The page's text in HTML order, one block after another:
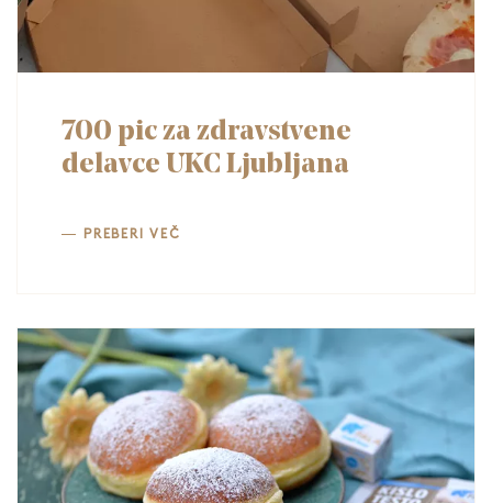
700 pic za zdravstvene
delavce UKC Ljubljana
PREBERI VEČ